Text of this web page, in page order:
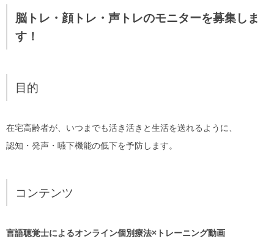
脳トレ・顔トレ・声トレのモニターを募集しま
す！
目的
在宅高齢者が、いつまでも活き活きと生活を送れるように、
認知・発声・嚥下機能の低下を予防します。
コンテンツ
言語聴覚士によるオンライン個別療法×トレーニング動画